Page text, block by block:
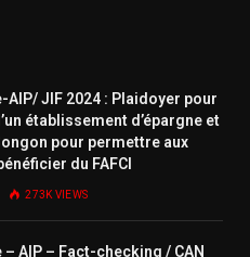
AIP/ JIF 2024 : Plaidoyer pour
établissement d’épargne et
pour permettre aux
du FAFCI
273K VIEWS
– AIP – Fact-checking / CAN